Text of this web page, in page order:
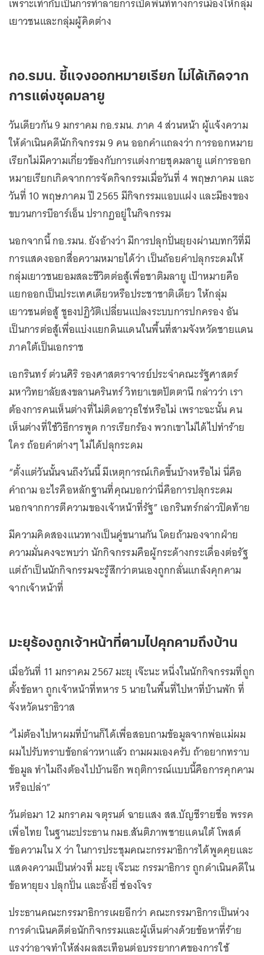
เยาวชนเเละกลุ่มผู้คิดต่าง
กอ.รมน. ชี้แจงออกหมายเรียก ไม่ได้เกิดจาก
การแต่งชุดมลายู
วันเดียวกัน 9 มกราคม กอ.รมน. ภาค 4 ส่วนหน้า ผู้แจ้งความ
ให้ดำเนินคดีนักกิจกรรม 9 คน ออกคำแถลงว่า การออกหมาย
เรียกไม่มีความเกี่ยวข้องกับการแต่งกายชุดมลายู แต่การออก
หมายเรียกเกิดจากการจัดกิจกรรมเมื่อวันที่ 4 พฤษภาคม และ
วันที่ 10 พฤษภาคม ปี 2565 มีกิจกรรมแอบแฝง และมีธงของ
ขบวนการบีอาร์เอ็น ปรากฏอยู่ในกิจกรรม
นอกจากนี้ กอ.รมน. ยังอ้างว่า มีการปลุกปั่นยุยงผ่านบทกวีที่มี
การแสดงออกสื่อความหมายได้ว่า เป็นถ้อยคำปลุกระดมให้
กลุ่มเยาวชนยอมสละชีวิตต่อสู้เพื่อชาติมลายู เป้าหมายคือ
แยกออกเป็นประเทศเดียวหรือประชาชาติเดียว ให้กลุ่ม
เยาวชนต่อสู้ ชูธงปฏิวัติเปลี่ยนแปลงระบบการปกครอง อัน
เป็นการต่อสู้เพื่อแบ่งแยกดินแดนในพื้นที่สามจังหวัดชายแดน
ภาคใต้เป็นเอกราช
เอกรินทร์ ต่วนศิริ รองศาสตราจารย์ประจำคณะรัฐศาสตร์
มหาวิทยาลัยสงขลานครินทร์ วิทยาเขตปัตตานี กล่าวว่า เรา
ต้องการคนเห็นต่างที่ไม่ติดอาวุธใช่หรือไม่ เพราะฉะนั้น คน
เห็นต่างที่ใช้วิธีการพูด การเรียกร้อง พวกเขาไม่ได้ไปทำร้าย
ใคร ถ้อยคำต่างๆ ไม่ได้ปลุกระดม
“ตั้งแต่วันนั้นจนถึงวันนี้ มีเหตุการณ์เกิดขึ้นบ้างหรือไม่ นี่คือ
คำถาม อะไรคือหลักฐานที่คุณบอกว่านี่คือการปลุกระดม
นอกจากการตีความของเจ้าหน้าที่รัฐ” เอกรินทร์กล่าวปิดท้าย
มีความคิดสองแนวทางเป็นคู่ขนานกัน โดยถ้ามองจากฝ่าย
ความมั่นคงจะพบว่า นักกิจกรรมคือผู้กระด้างกระเดื่องต่อรัฐ
แต่ถ้าเป็นนักกิจกรรมจะรู้สึกว่าตนเองถูกกลั่นแกล้งคุกคาม
จากเจ้าหน้าที่
มะยุร้องถูกเจ้าหน้าที่ตามไปคุกคามถึงบ้าน
เมื่อวันที่ 11 มกราคม 2567 มะยุ เจ๊ะนะ หนึ่งในนักกิจกรรมที่ถูก
ตั้งข้อหา ถูกเจ้าหน้าที่ทหาร 5 นายในพื้นที่ไปหาที่บ้านพัก ที่
จังหวัดนราธิวาส
“ไม่ต้องไปหาผมที่บ้านก็ได้เพื่อสอบถามข้อมูลจากพ่อแม่ผม
ผมไปรับทราบข้อกล่าวหาแล้ว ถามผมเองครับ ถ้าอยากทราบ
ข้อมูล ทำไมถึงต้องไปบ้านอีก พฤติการณ์แบบนี้คือการคุกคาม
หรือเปล่า”
วันต่อมา 12 มกราคม จตุรนต์ ฉายแสง สส.บัญชีรายชื่อ พรรค
เพื่อไทย ในฐานะประธาน กมธ.สันติภาพชายแดนใต้ โพสต์
ข้อความใน X ว่า ในการประชุมคณะกรรมาธิการได้พูดคุยและ
แสดงความเป็นห่วงที่ มะยุ เจ๊ะนะ กรรมาธิการ ถูกดำเนินคดีใน
ข้อหายุยง ปลุกปั่น และอั้งยี่ ซ่องโจร
ประธานคณะกรรมาธิการเผยอีกว่า คณะกรรมาธิการเป็นห่วง
การดำเนินคดีต่อนักกิจกรรมและผู้เห็นต่างด้วยข้อหาที่ร้าย
แรงว่าอาจทำให้ส่งผลสะเทือนต่อบรรยากาศของการใช้